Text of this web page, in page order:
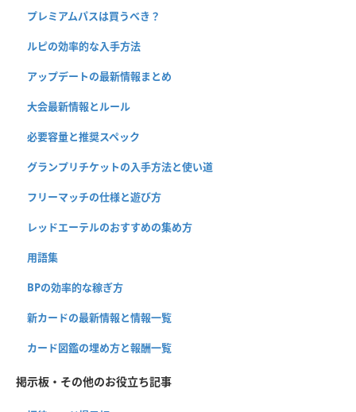
プレミアムパスは買うべき？
ルピの効率的な入手方法
アップデートの最新情報まとめ
大会最新情報とルール
必要容量と推奨スペック
グランプリチケットの入手方法と使い道
フリーマッチの仕様と遊び方
レッドエーテルのおすすめの集め方
用語集
BPの効率的な稼ぎ方
新カードの最新情報と情報一覧
カード図鑑の埋め方と報酬一覧
掲示板・その他のお役立ち記事